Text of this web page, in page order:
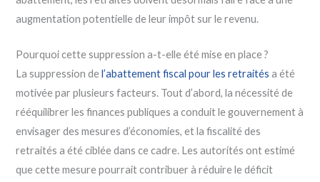
augmentation potentielle de leur impôt sur le revenu.
Pourquoi cette suppression a-t-elle été mise en place ?
La suppression del’abattement fiscal pour les retraités a été
motivée par plusieurs facteurs. Tout d’abord, la nécessité de
rééquilibrer les finances publiques a conduit le gouvernement à
envisager des mesures d’économies, et la fiscalité des
retraités a été ciblée dans ce cadre. Les autorités ont estimé
que cette mesure pourrait contribuer à réduire le déficit